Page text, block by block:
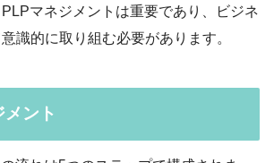
マネジメントは重要であり、ビジネ
識的に取り組む必要があります。
ント